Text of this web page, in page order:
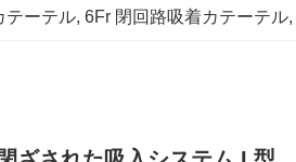
テーテル, 6Fr 閉回路吸着カテーテル,